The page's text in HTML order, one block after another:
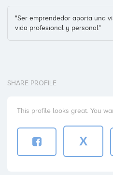
"Ser emprendedor aporta una
vida profesional y personal"
SHARE PROFILE
This profile looks great. You
X